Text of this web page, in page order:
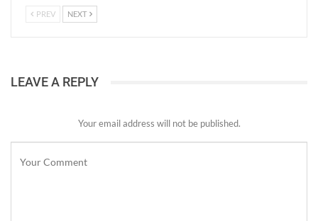
PREV NEXT
LEAVE A REPLY
Your email address will not be published.